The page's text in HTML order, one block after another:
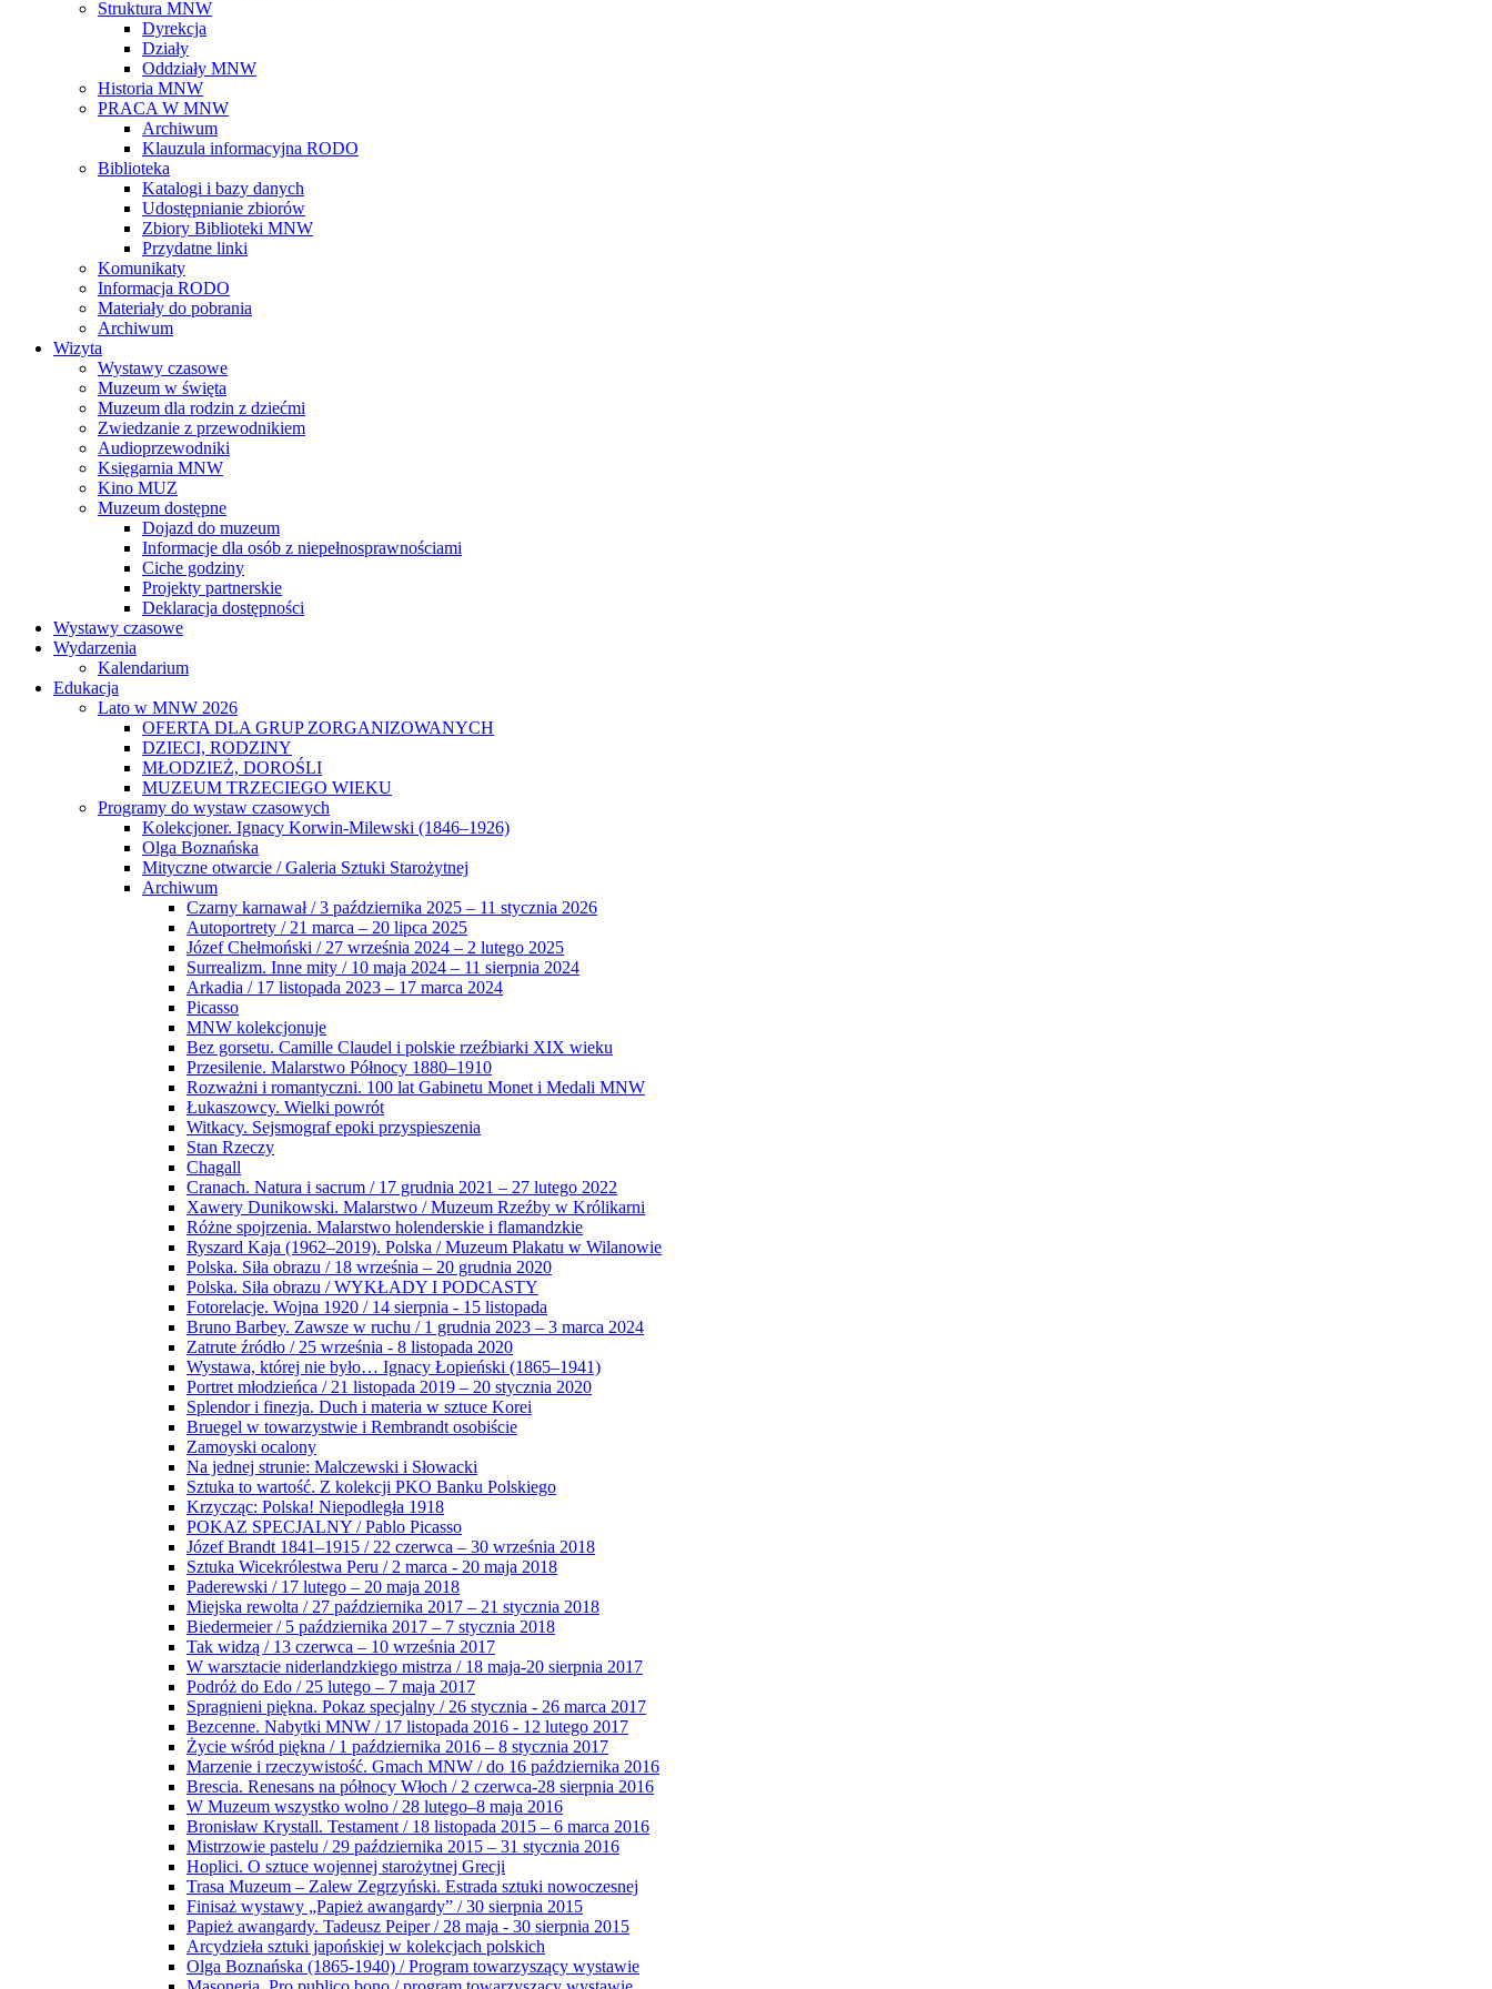
Struktura MNW
Dyrekcja
Działy
Oddziały MNW
Historia MNW
PRACA W MNW
Archiwum
Klauzula informacyjna RODO
Biblioteka
Katalogi i bazy danych
Udostępnianie zbiorów
Zbiory Biblioteki MNW
Przydatne linki
Komunikaty
Informacja RODO
Materiały do pobrania
Archiwum
Wizyta
Wystawy czasowe
Muzeum w święta
Muzeum dla rodzin z dziećmi
Zwiedzanie z przewodnikiem
Audioprzewodniki
Księgarnia MNW
Kino MUZ
Muzeum dostępne
Dojazd do muzeum
Informacje dla osób z niepełnosprawnościami
Ciche godziny
Projekty partnerskie
Deklaracja dostępności
Wystawy czasowe
Wydarzenia
Kalendarium
Edukacja
Lato w MNW 2026
OFERTA DLA GRUP ZORGANIZOWANYCH
DZIECI, RODZINY
MŁODZIEŻ, DOROŚLI
MUZEUM TRZECIEGO WIEKU
Programy do wystaw czasowych
Kolekcjoner. Ignacy Korwin-Milewski (1846–1926)
Olga Boznańska
Mityczne otwarcie / Galeria Sztuki Starożytnej
Archiwum
Czarny karnawał / 3 października 2025 – 11 stycznia 2026
Autoportrety / 21 marca – 20 lipca 2025
Józef Chełmoński / 27 września 2024 – 2 lutego 2025
Surrealizm. Inne mity / 10 maja 2024 – 11 sierpnia 2024
Arkadia / 17 listopada 2023 – 17 marca 2024
Picasso
MNW kolekcjonuje
Bez gorsetu. Camille Claudel i polskie rzeźbiarki XIX wieku
Przesilenie. Malarstwo Północy 1880–1910
Rozważni i romantyczni. 100 lat Gabinetu Monet i Medali MNW
Łukaszowcy. Wielki powrót
Witkacy. Sejsmograf epoki przyspieszenia
Stan Rzeczy
Chagall
Cranach. Natura i sacrum / 17 grudnia 2021 – 27 lutego 2022
Xawery Dunikowski. Malarstwo / Muzeum Rzeźby w Królikarni
Różne spojrzenia. Malarstwo holenderskie i flamandzkie
Ryszard Kaja (1962–2019). Polska / Muzeum Plakatu w Wilanowie
Polska. Siła obrazu / 18 września – 20 grudnia 2020
Polska. Siła obrazu / WYKŁADY I PODCASTY
Fotorelacje. Wojna 1920 / 14 sierpnia - 15 listopada
Bruno Barbey. Zawsze w ruchu / 1 grudnia 2023 – 3 marca 2024
Zatrute źródło / 25 września - 8 listopada 2020
Wystawa, której nie było… Ignacy Łopieński (1865–1941)
Portret młodzieńca / 21 listopada 2019 – 20 stycznia 2020
Splendor i finezja. Duch i materia w sztuce Korei
Bruegel w towarzystwie i Rembrandt osobiście
Zamoyski ocalony
Na jednej strunie: Malczewski i Słowacki
Sztuka to wartość. Z kolekcji PKO Banku Polskiego
Krzycząc: Polska! Niepodległa 1918
POKAZ SPECJALNY / Pablo Picasso
Józef Brandt 1841–1915 / 22 czerwca – 30 września 2018
Sztuka Wicekrólestwa Peru / 2 marca - 20 maja 2018
Paderewski / 17 lutego – 20 maja 2018
Miejska rewolta / 27 października 2017 – 21 stycznia 2018
Biedermeier / 5 października 2017 – 7 stycznia 2018
Tak widzą / 13 czerwca – 10 września 2017
W warsztacie niderlandzkiego mistrza / 18 maja-20 sierpnia 2017
Podróż do Edo / 25 lutego – 7 maja 2017
Spragnieni piękna. Pokaz specjalny / 26 stycznia - 26 marca 2017
Bezcenne. Nabytki MNW / 17 listopada 2016 - 12 lutego 2017
Życie wśród piękna / 1 października 2016 – 8 stycznia 2017
Marzenie i rzeczywistość. Gmach MNW / do 16 października 2016
Brescia. Renesans na północy Włoch / 2 czerwca-28 sierpnia 2016
W Muzeum wszystko wolno / 28 lutego–8 maja 2016
Bronisław Krystall. Testament / 18 listopada 2015 – 6 marca 2016
Mistrzowie pastelu / 29 października 2015 – 31 stycznia 2016
Hoplici. O sztuce wojennej starożytnej Grecji
Trasa Muzeum – Zalew Zegrzyński. Estrada sztuki nowoczesnej
Finisaż wystawy „Papież awangardy” / 30 sierpnia 2015
Papież awangardy. Tadeusz Peiper / 28 maja - 30 sierpnia 2015
Arcydzieła sztuki japońskiej w kolekcjach polskich
Olga Boznańska (1865-1940) / Program towarzyszący wystawie